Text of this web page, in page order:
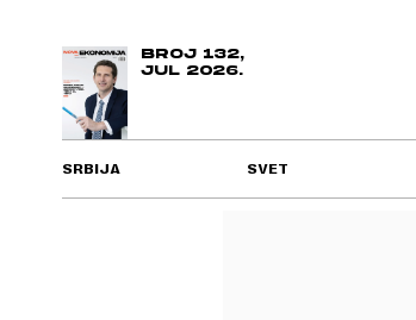
BROJ 132,
JUL 2026.
SRBIJA SVET